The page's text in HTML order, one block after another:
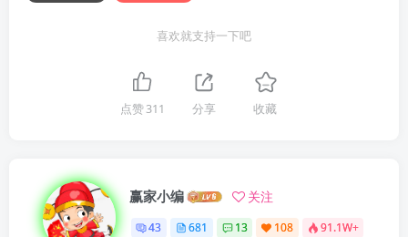
喜欢就支持一下吧
点赞 311 分享 收藏
赢家小编 关注
43 681 13 108 91.1W+